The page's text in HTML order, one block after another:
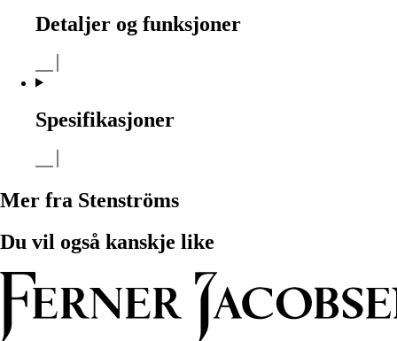
Detaljer og funksjoner
Spesifikasjoner
Mer fra Stenströms
Du vil også kanskje like